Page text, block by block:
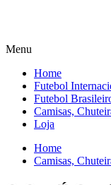
Menu
Home
Futebol
Futebol
Camisas,
Loja
Home
Camisas,